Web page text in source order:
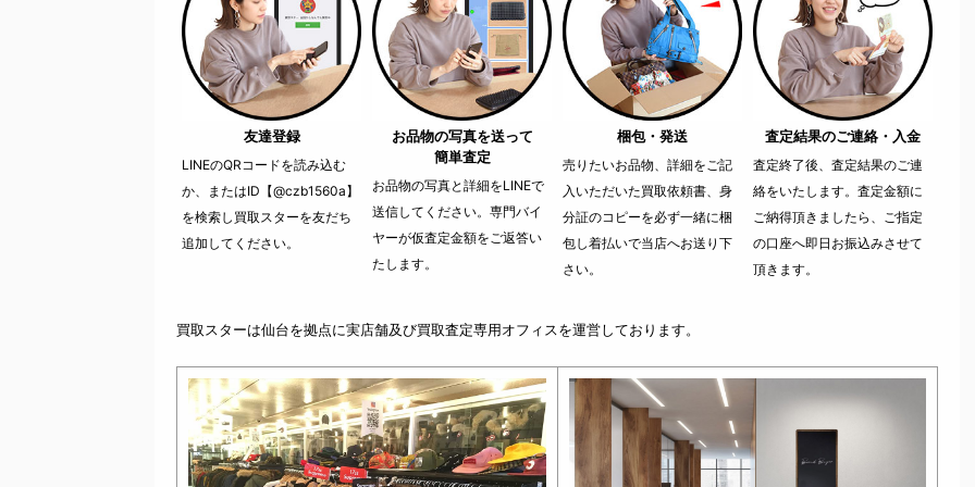
友達登録
LINEのQRコードを読み込む
か、またはID【@czb1560a】
を検索し買取スターを友だち
追加してください。
お品物の写真を送って
簡単査定
お品物の写真と詳細をLINEで
送信してください。専門バイ
ヤーが仮査定金額をご返答い
たします。
梱包・発送
売りたいお品物、詳細をご記
入いただいた買取依頼書、身
分証のコピーを必ず一緒に梱
包し着払いで当店へお送り下
さい。
査定結果のご連絡・入金
査定終了後、査定結果のご連
絡をいたします。査定金額に
ご納得頂きましたら、ご指定
の口座へ即日お振込みさせて
頂きます。
買取スターは仙台を拠点に実店舗及び買取査定専用オフィスを運営しております。